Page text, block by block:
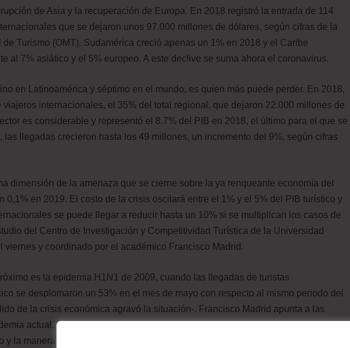
de Asia y la recuperación de Europa. En 2018 registró la entrada de 114
que se dejaron unos 97.000 millones de dólares, según cifras de la
Turismo (OMT). Sudamérica creció apenas un 1% en 2018 y el Caribe
al 7% asiático y el 5% europeo. A este declive se suma ahora el coronavirus.
en Latinoamérica y séptimo en el mundo, es quien más puede perder. En 2018,
internacionales, el 35% del total regional, que dejaron 22.000 millones de
es considerable y representó el 8.7% del PIB en 2018, el último para el que se
las llegadas crecieron hasta los 49 millones, un incremento del 9%, según cifras
dimensión de la amenaza que se cierne sobre la ya renqueante economía del
0,1% en 2019. El costo de la crisis oscilará entre el 1% y el 5% del PIB turístico y
se puede llegar a reducir hasta un 10% si se multiplican los casos de
del Centro de Investigación y Competitividad Turística de la Universidad
viernes y coordinado por el académico Francisco Madrid.
es la epidemia H1N1 de 2009, cuando las llegadas de turistas
se desplomaron un 53% en el mes de mayo con respecto al mismo periodo del
de la crisis económica agravó la situación-. Francisco Madrid apunta a las
actual, principalmente por el papel de las redes sociales. “La enorme
y la manera cómo se gestiona el flujo de la información la hacen diferente”, señala.